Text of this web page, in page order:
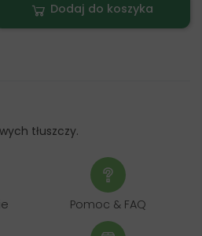
Dodaj do koszyka
tłuszczy.
Pomoc & FAQ